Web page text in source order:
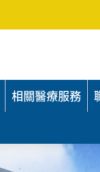
相關醫療服務